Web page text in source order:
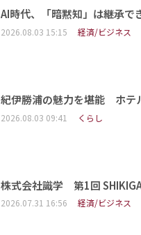
AI時代、「暗黙知」は継承
2026.08.03 15:15 経済/ビジネス
紀伊勝浦の魅力を堪能 ホテ
2026.08.03 09:41 くらし
株式会社識学 第1回
2026.07.31 16:56 経済/ビジネス